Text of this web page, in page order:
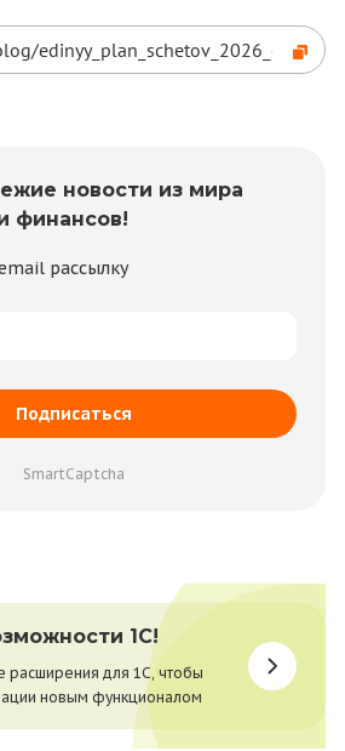
новости из мира
финансов!
рассылку
Подписаться
SmartCaptcha
1С!
расширения для 1С, чтобы
новым функционалом